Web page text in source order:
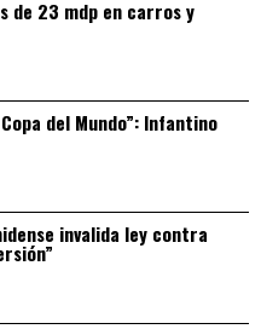
de 23 mdp en carros y
del Mundo”: Infantino
invalida ley contra